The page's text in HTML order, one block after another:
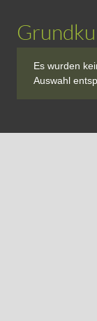
Es wurden
Auswahl